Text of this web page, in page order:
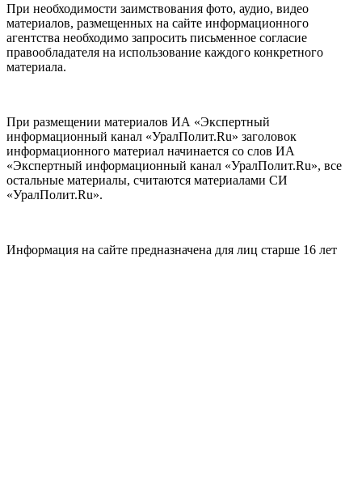
При необходимости заимствования фото, аудио, видео
материалов, размещенных на сайте информационного
агентства необходимо запросить письменное согласие
правообладателя на использование каждого конкретного
материала.
При размещении материалов ИА «Экспертный
информационный канал «УралПолит.Ru» заголовок
информационного материал начинается со слов ИА
«Экспертный информационный канал «УралПолит.Ru», все
остальные материалы, считаются материалами СИ
«УралПолит.Ru».
Информация на сайте предназначена для лиц старше 16 лет